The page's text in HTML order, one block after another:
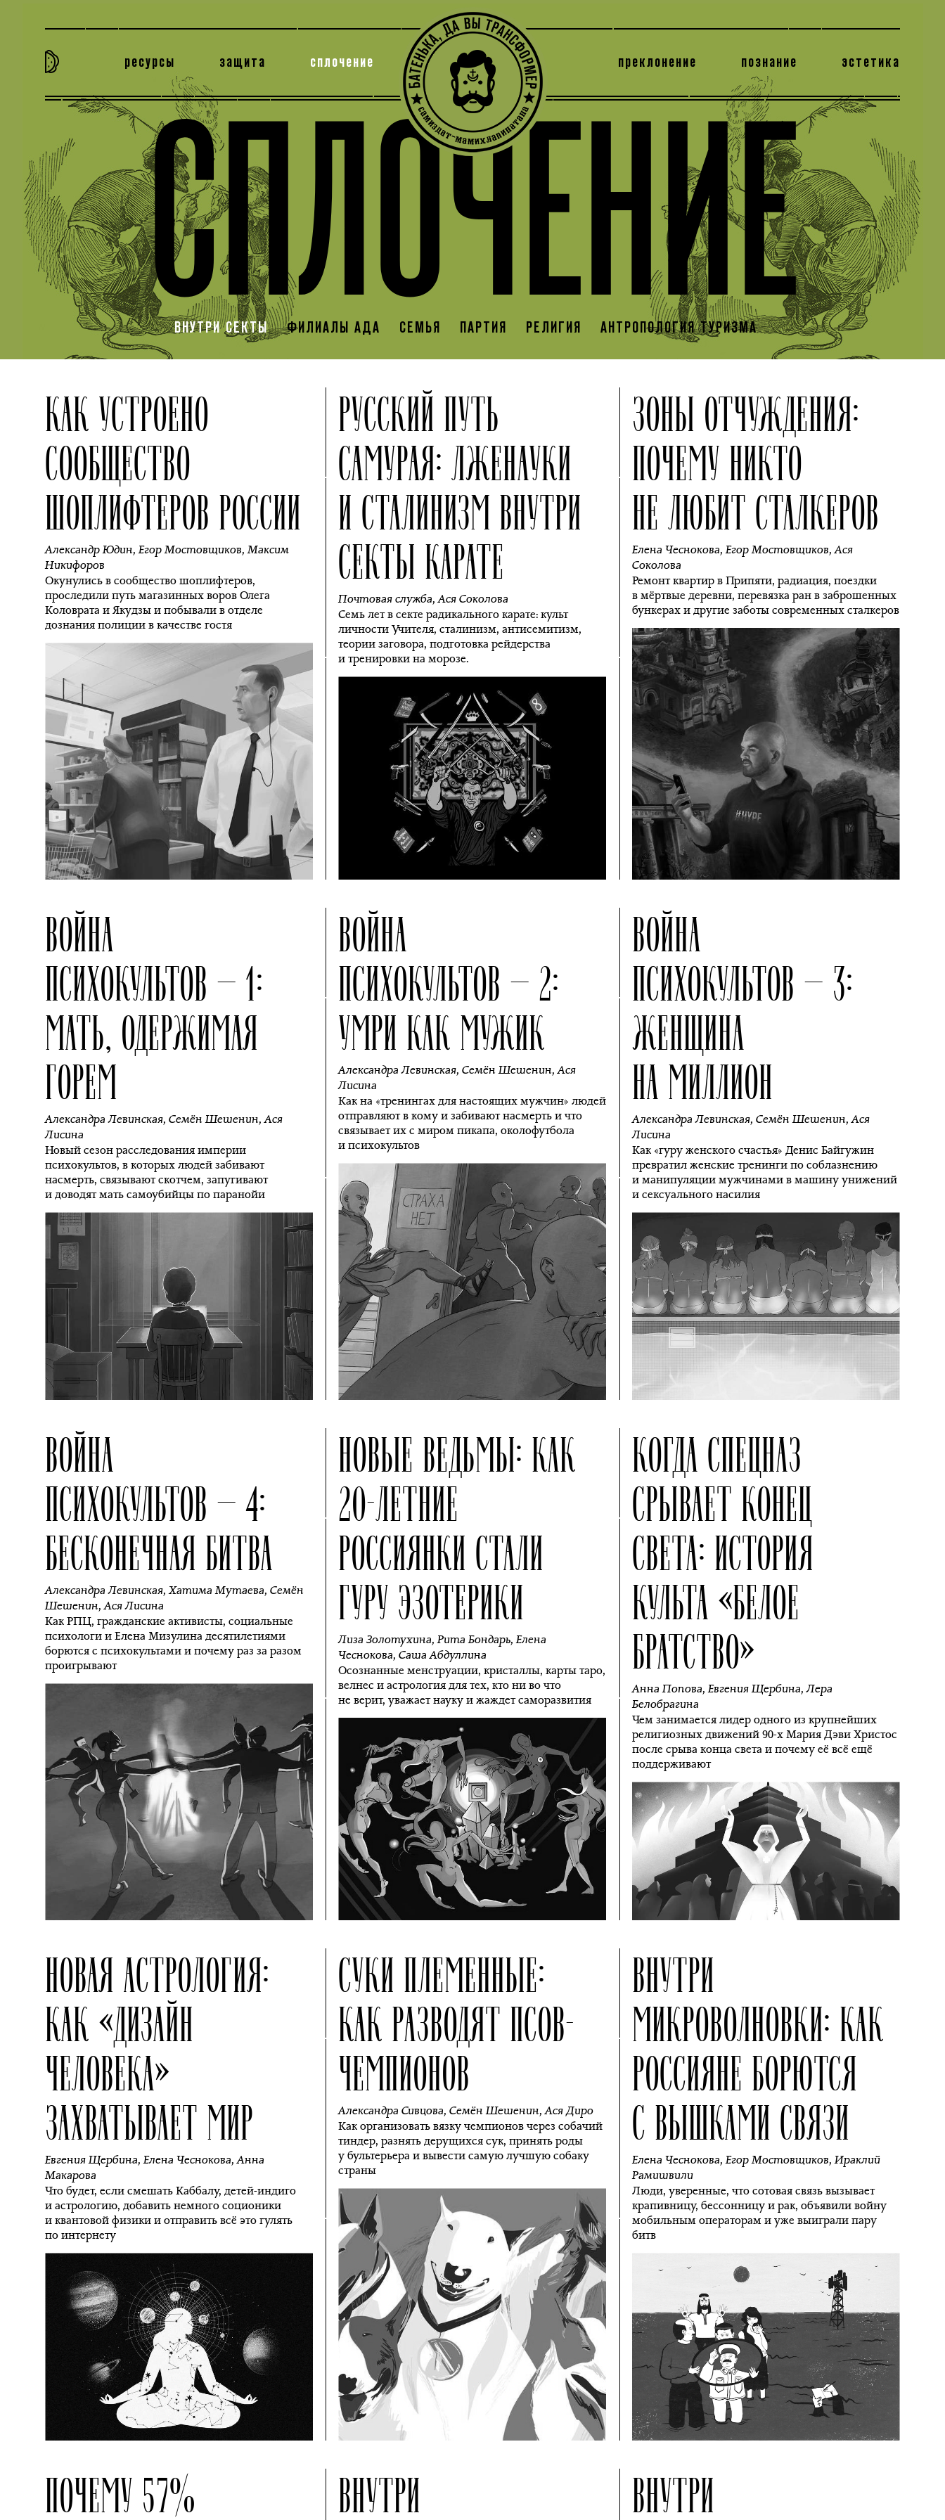
ресурсы защита сплочение преклонение познание эстетика
та самая история тёмная материя внутри секты архив 178 бесполезных фактов теодор глаголев
СПЛОЧЕНИЕ
ВНУТРИ СЕКТЫ ФИЛИАЛЫ АДА СЕМЬЯ ПАРТИЯ РЕЛИГИЯ АНТРОПОЛОГИЯ ТУРИЗМА
КАК УСТРОЕНО
СООБЩЕСТВО
ШОПЛИФТЕРОВ РОССИИ
Александр Юдин,Егор Мостовщиков,Максим
Никифоров
Окунулись в сообщество шоплифтеров,
проследили путь магазинных воров Олега
Коловрата и Якудзы и побывали в отделе
дознания полиции в качестве гостя
РУССКИЙ ПУТЬ
САМУРАЯ: ЛЖЕНАУКИ
И СТАЛИНИЗМ ВНУТРИ
СЕКТЫ КАРАТЕ
Почтовая служба,Ася Соколова
Семь лет в секте радикального карате: культ
личности Учителя, сталинизм, антисемитизм,
теории заговора, подготовка рейдерства
и тренировки на морозе.
ЗОНЫ ОТЧУЖДЕНИЯ:
ПОЧЕМУ НИКТО
НЕ ЛЮБИТ СТАЛКЕРОВ
Елена Чеснокова,Егор Мостовщиков,Ася
Соколова
Ремонт квартир в Припяти, радиация, поездки
в мёртвые деревни, перевязка ран в заброшенных
бункерах и другие заботы современных сталкеров
ВОЙНА
ПСИХОКУЛЬТОВ — 1:
МАТЬ, ОДЕРЖИМАЯ
ГОРЕМ
Александра Левинская, Семён Шешенин,Ася
Лисина
Новый сезон расследования империи
психокультов, в которых людей забивают
насмерть, связывают скотчем, запугивают
и доводят мать самоубийцы по паранойи
ВОЙНА
ПСИХОКУЛЬТОВ — 2:
УМРИ КАК МУЖИК
Александра Левинская,Семён Шешенин,Ася
Лисина
Как на «тренингах для настоящих мужчин» людей
отправляют в кому и забивают насмерть и что
связывает их с миром пикапа, околофутбола
и психокультов
ВОЙНА
ПСИХОКУЛЬТОВ — 3:
ЖЕНЩИНА
НА МИЛЛИОН
Александра Левинская, Семён Шешенин,Ася
Лисина
Как «гуру женского счастья» Денис Байгужин
превратил женские тренинги по соблазнению
и манипуляции мужчинами в машину унижений
и сексуального насилия
ВОЙНА
ПСИХОКУЛЬТОВ — 4:
БЕСКОНЕЧНАЯ БИТВА
Александра Левинская,Хатима Мутаева, Семён
Шешенин,Ася Лисина
Как РПЦ, гражданские активисты, социальные
психологи и Елена Мизулина десятилетиями
борются с психокультами и почему раз за разом
проигрывают
НОВЫЕ ВЕДЬМЫ: КАК
20-ЛЕТНИЕ
РОССИЯНКИ СТАЛИ
ГУРУ ЭЗОТЕРИКИ
Лиза Золотухина,Рита Бондарь,Елена
Чеснокова,Саша Абдуллина
Осознанные менструации, кристаллы, карты таро,
велнес и астрология для тех, кто ни во что
не верит, уважает науку и жаждет саморазвития
КОГДА СПЕЦНАЗ
СРЫВАЕТ КОНЕЦ
СВЕТА: ИСТОРИЯ
КУЛЬТА «БЕЛОЕ
БРАТСТВО»
Анна Попова,Евгения Щербина,Лера
Белобрагина
Чем занимается лидер одного из крупнейших
религиозных движений 90-х Мария Дэви Христос
после срыва конца света и почему её всё ещё
поддерживают
НОВАЯ АСТРОЛОГИЯ:
КАК «ДИЗАЙН
ЧЕЛОВЕКА»
ЗАХВАТЫВАЕТ МИР
Евгения Щербина,Елена Чеснокова,Анна
Макарова
Что будет, если смешать Каббалу, детей-индиго
и астрологию, добавить немного соционики
и квантовой физики и отправить всё это гулять
по интернету
СУКИ ПЛЕМЕННЫЕ:
КАК РАЗВОДЯТ ПСОВ-
ЧЕМПИОНОВ
Александра Сивцова,Семён Шешенин,Ася Диро
Как организовать вязку чемпионов через собачий
тиндер, разнять дерущихся сук, принять роды
у бультерьера и вывести самую лучшую собаку
страны
ВНУТРИ
МИКРОВОЛНОВКИ: КАК
РОССИЯНЕ БОРЮТСЯ
С ВЫШКАМИ СВЯЗИ
Елена Чеснокова,Егор Мостовщиков,Ираклий
Рамишвили
Люди, уверенные, что сотовая связь вызывает
крапивницу, бессонницу и рак, объявили войну
мобильным операторам и уже выиграли пару
битв
ПОЧЕМУ 57%
ВНУТРИ
ВНУТРИ